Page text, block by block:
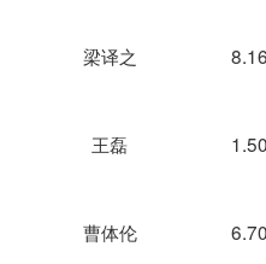
梁译之
王磊
曹体伦